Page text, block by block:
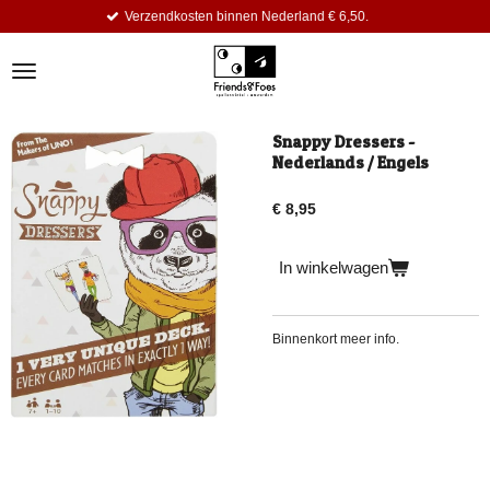
de
Verzendkosten binnen Nederland € 6,50.
Snappy Dressers -
Nederlands / Engels
€ 8,95
In winkelwagen
Binnenkort meer info.